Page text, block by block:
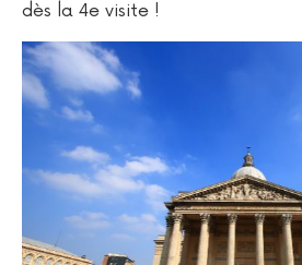
dès la 4e visite !